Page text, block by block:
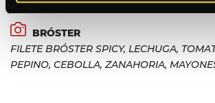
BRÓSTER
FILETE BRÓSTER SPICY, LECHUGA,
PEPINO, CEBOLLA, ZANAHORIA,